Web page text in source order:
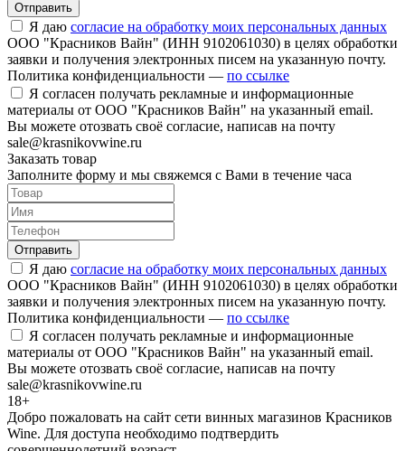
Отправить
Я даю согласие на обработку моих персональных данных
ООО "Красников Вайн" (ИНН 9102061030) в целях обработки
заявки и получения электронных писем на указанную почту.
Политика конфиденциальности — по ссылке
Я согласен получать рекламные и информационные
материалы от ООО "Красников Вайн" на указанный email.
Вы можете отозвать своё согласие, написав на почту
sale@krasnikovwine.ru
Заказать товар
Заполните форму и мы свяжемся с Вами в течение часа
Отправить
Я даю согласие на обработку моих персональных данных
ООО "Красников Вайн" (ИНН 9102061030) в целях обработки
заявки и получения электронных писем на указанную почту.
Политика конфиденциальности — по ссылке
Я согласен получать рекламные и информационные
материалы от ООО "Красников Вайн" на указанный email.
Вы можете отозвать своё согласие, написав на почту
sale@krasnikovwine.ru
18+
Добро пожаловать на сайт сети винных магазинов Красников
Wine. Для доступа необходимо подтвердить